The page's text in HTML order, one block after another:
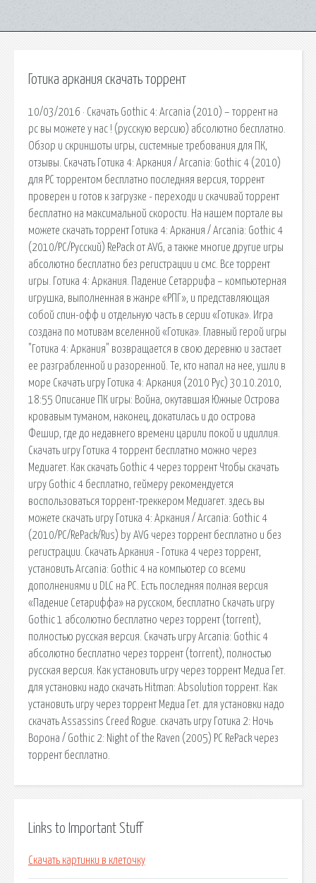
Готика аркания скачать торрент
10/03/2016 · Скачать Gothic 4: Arcania (2010) – торрент на
pc вы можете у нас ! (русскую версию) абсолютно бесплатно.
Обзор и скриншоты игры, системные требования для ПК,
отзывы. Скачать Готика 4: Аркания / Arcania: Gothic 4 (2010)
для PC торрентом бесплатно последняя версия, торрент
проверен и готов к загрузке - переходи и скачивай торрент
бесплатно на максимальной скорости. На нашем портале вы
можете скачать торрент Готика 4: Аркания / Arcania: Gothic 4
(2010/PC/Русский) RePack от AVG, а также многие другие игры
абсолютно бесплатно без регистрации и смс. Все торрент
игры. Готика 4: Аркания. Падение Сетаррифа – компьютерная
игрушка, выполненная в жанре «РПГ», и представляющая
собой спин-офф и отдельную часть в серии «Готика». Игра
создана по мотивам вселенной «Готика». Главный герой игры
"Готика 4: Аркания" возвращается в свою деревню и застает
ее разграбленной и разоренной. Те, кто напал на нее, ушли в
море Скачать игру Готика 4: Аркания (2010 Рус) 30.10.2010,
18:55 Описание ПК игры: Война, окутавшая Южные Острова
кровавым туманом, наконец, докатилась и до острова
Фешир, где до недавнего времени царили покой и идиллия.
Скачать игру Готика 4 торрент бесплатно можно через
Медиагет. Как скачать Gothic 4 через торрент Чтобы скачать
игру Gothic 4 бесплатно, геймеру рекомендуется
воспользоваться торрент-треккером Медиагет. здесь вы
можете скачать игру Готика 4: Аркания / Arcania: Gothic 4
(2010/PC/RePack/Rus) by AVG через торрент бесплатно и без
регистрации. Скачать Аркания - Готика 4 через торрент,
установить Arcania: Gothic 4 на компьютер со всеми
дополнениями и DLC на PC. Есть последняя полная версия
«Падение Сетариффа» на русском, бесплатно Скачать игру
Gothic 1 абсолютно бесплатно через торрент (torrent),
полностью русская версия. Скачать игру Arcania: Gothic 4
абсолютно бесплатно через торрент (torrent), полностью
русская версия. Как установить игру через торрент Медиа Гет.
для установки надо скачать Hitman: Absolution торрент. Как
установить игру через торрент Медиа Гет. для установки надо
скачать Assassins Creed Rogue. скачать игру Готика 2: Ночь
Ворона / Gothic 2: Night of the Raven (2005) PC RePack через
торрент бесплатно.
Links to Important Stuff
Скачать картинки в клеточку